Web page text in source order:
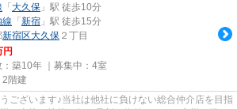
「 大久保 」駅 徒歩10分
線 「 新宿 」駅 徒歩15分
新宿区大久保 ２丁目
円
築10年 ｜募集中： 4室
2階建
ございます♪当社は他社に負けない総合仲介店を目指